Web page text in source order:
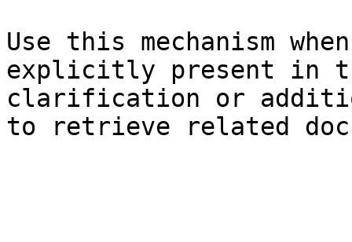
Use this mechanism
explicitly present in
clarification or